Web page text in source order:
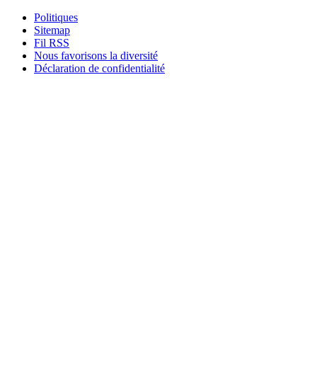
Politiques
Sitemap
Fil RSS
Nous favorisons la diversité
Déclaration de confidentialité